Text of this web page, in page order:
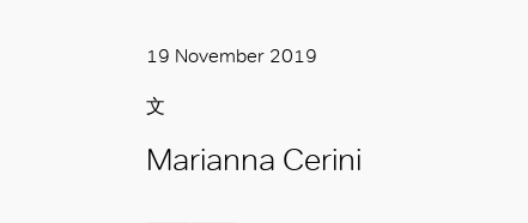
19 November 2019
文
Marianna Cerini